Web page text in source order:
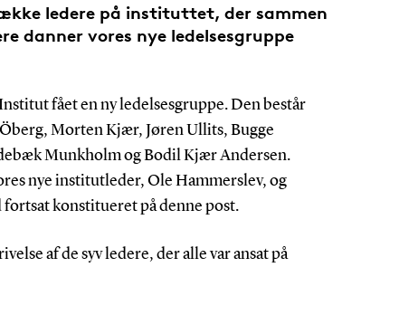
ledere på instituttet, der sammen
danner vores nye ledelsesgruppe
fået en ny ledelsesgruppe. Den består
Morten Kjær, Jøren Ullits, Bugge
Munkholm og Bodil Kjær Andersen.
nye institutleder, Ole Hammerslev, og
konstitueret på denne post.
af de syv ledere, der alle var ansat på